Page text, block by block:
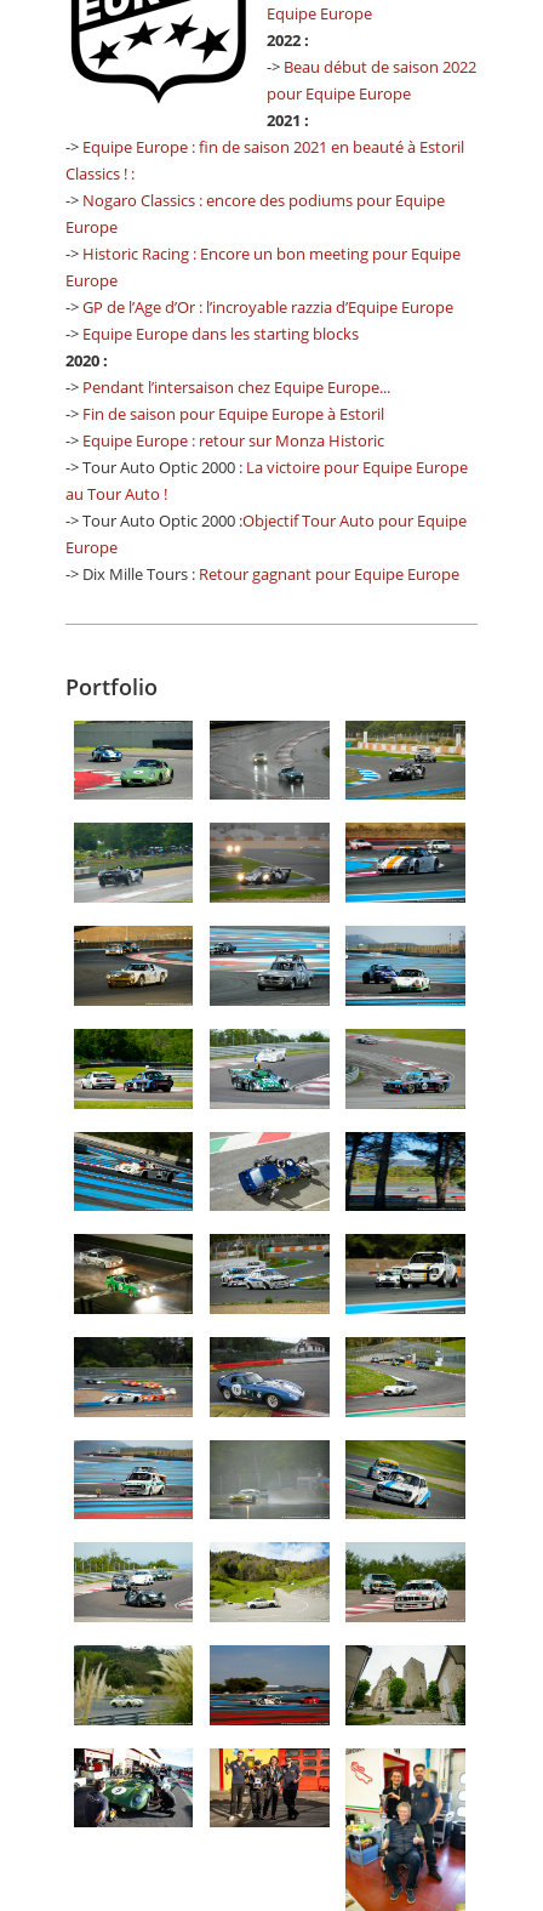
Equipe Europe
2022 :
-> Beau début de saison 2022
pour Equipe Europe
2021 :
-> Equipe Europe : fin de saison 2021 en beauté à Estoril
Classics ! :
-> Nogaro Classics : encore des podiums pour Equipe
Europe
-> Historic Racing : Encore un bon meeting pour Equipe
Europe
->GP de l’Age d’Or : l’incroyable razzia d’Equipe Europe
-> Equipe Europe dans les starting blocks
2020 :
-> Pendant l’intersaison chez Equipe Europe...
-> Fin de saison pour Equipe Europe à Estoril
-> Equipe Europe : retour sur Monza Historic
-> Tour Auto Optic 2000 : La victoire pour Equipe Europe
au Tour Auto !
-> Tour Auto Optic 2000 :Objectif Tour Auto pour Equipe
Europe
-> Dix Mille Tours : Retour gagnant pour Equipe Europe
Portfolio